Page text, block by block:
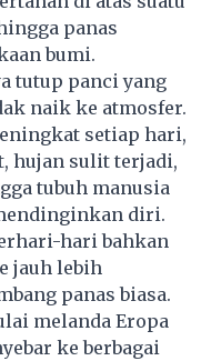
panas
bumi.
tutup panci yang
naik ke atmosfer.
setiap hari,
hujan sulit terjadi,
tubuh manusia
diri.
hari bahkan
jauh lebih
panas biasa.
melanda Eropa
ke berbagai